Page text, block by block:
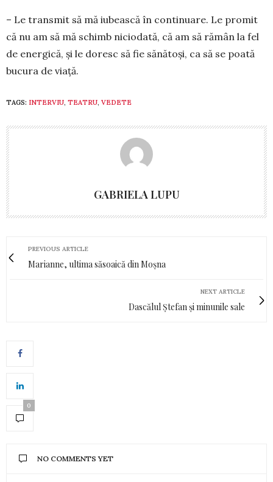
– Le transmit să mă iubească în continuare. Le promit
că nu am să mă schimb niciodată, că am să rămân la fel
de energică, și le doresc să fie sănătoși, ca să se poată
bucu­ra de viață.
TAGS: INTERVIU, TEATRU, VEDETE
GABRIELA LUPU
PREVIOUS ARTICLE
Marianne, ultima săsoaică din Moșna
NEXT ARTICLE
Dascălul Ștefan și minunile sale
0
NO COMMENTS YET